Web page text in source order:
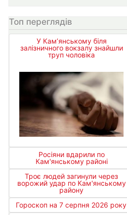
Топ переглядів
У Кам’янському біля
залізничного вокзалу знайшли
труп чоловіка
Росіяни вдарили по
Кам'янському районі
Троє людей загинули через
ворожий удар по Кам'янському
району
Гороскоп на 7 серпня 2026 року